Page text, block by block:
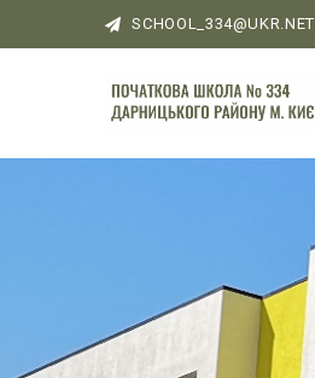
SCHOOL_334@UKR.NET